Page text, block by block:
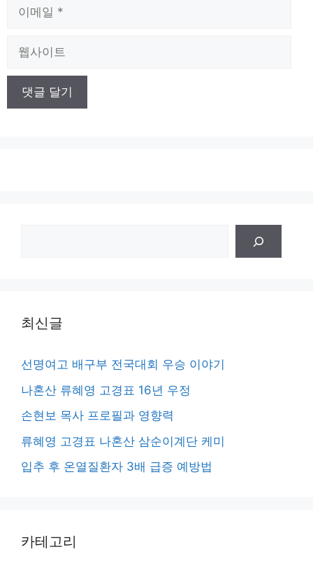
최신글
선명여고 배구부 전국대회 우승 이야기
나혼산 류혜영 고경표 16년 우정
손현보 목사 프로필과 영향력
류혜영 고경표 나혼산 삼순이계단 케미
입추 후 온열질환자 3배 급증 예방법
카테고리